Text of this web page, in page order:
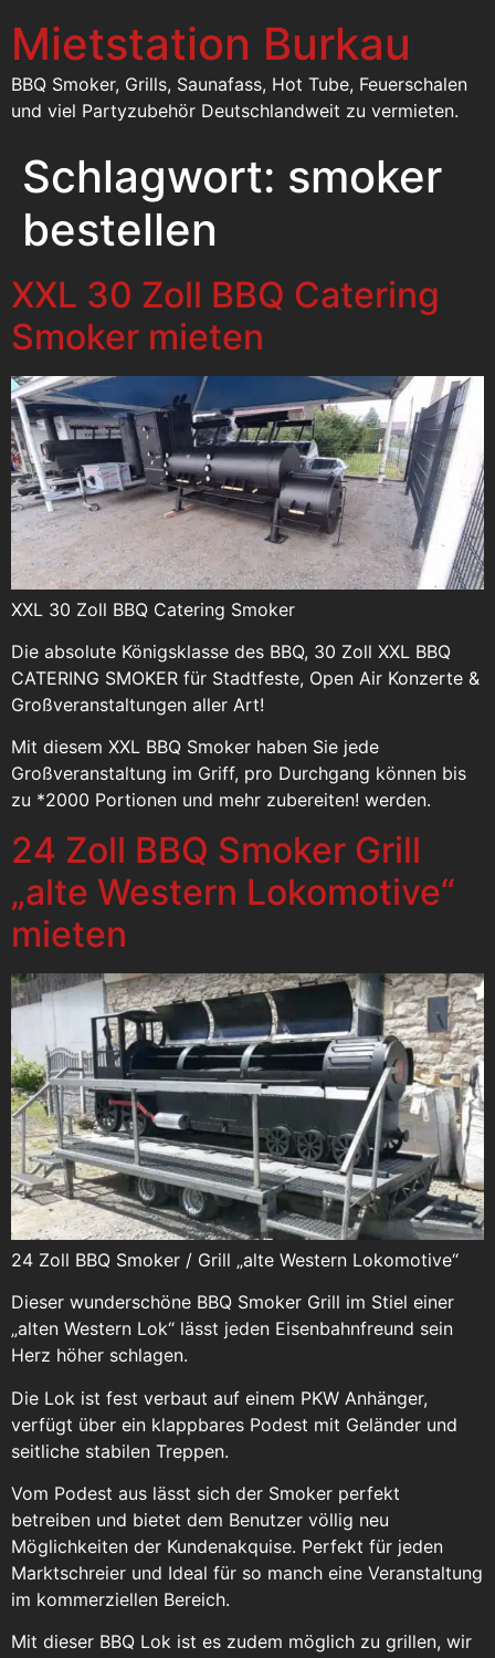
Mietstation Burkau
BBQ Smoker, Grills, Saunafass, Hot Tube, Feuerschalen
und viel Partyzubehör Deutschlandweit zu vermieten.
Schlagwort: smoker
bestellen
XXL 30 Zoll BBQ Catering
Smoker mieten
XXL 30 Zoll BBQ Catering Smoker
Die absolute Königsklasse des BBQ, 30 Zoll XXL BBQ
CATERING SMOKER für Stadtfeste, Open Air Konzerte &
Großveranstaltungen aller Art!
Mit diesem XXL BBQ Smoker haben Sie jede
Großveranstaltung im Griff, pro Durchgang können bis
zu *2000 Portionen und mehr zubereiten! werden.
24 Zoll BBQ Smoker Grill
„alte Western Lokomotive“
mieten
24 Zoll BBQ Smoker / Grill „alte Western Lokomotive“
Dieser wunderschöne BBQ Smoker Grill im Stiel einer
„alten Western Lok“ lässt jeden Eisenbahnfreund sein
Herz höher schlagen.
Die Lok ist fest verbaut auf einem PKW Anhänger,
verfügt über ein klappbares Podest mit Geländer und
seitliche stabilen Treppen.
Vom Podest aus lässt sich der Smoker perfekt
betreiben und bietet dem Benutzer völlig neu
Möglichkeiten der Kundenakquise. Perfekt für jeden
Marktschreier und Ideal für so manch eine Veranstaltung
im kommerziellen Bereich.
Mit dieser BBQ Lok ist es zudem möglich zu grillen, wir